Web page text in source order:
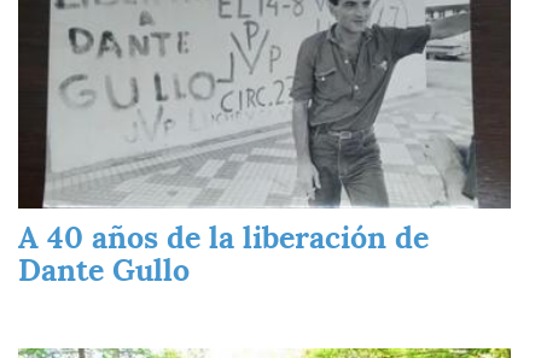
A 40 años de la liberación de
Dante Gullo